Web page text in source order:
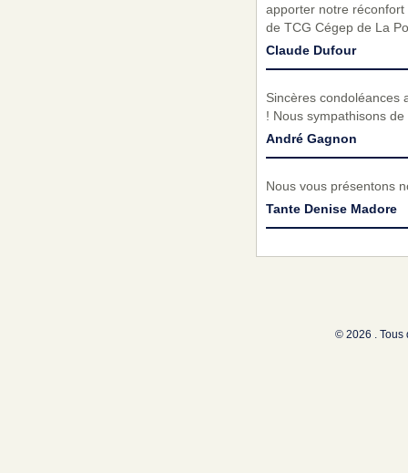
apporter notre
de TCG Cégep de La
Claude Dufour
Sincères condoléances
! Nous sympathisons
André Gagnon
Nous vous présentons
Tante Denise Madore
© 2026 . Tous